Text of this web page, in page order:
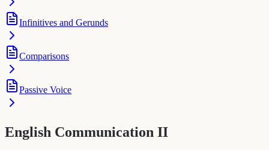
Infinitives and Gerunds
Comparisons
Passive Voice
English Communication II